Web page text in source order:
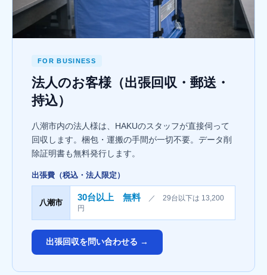
FOR BUSINESS
法人のお客様（出張回収・郵送・
持込）
八潮市内の法人様は、HAKUのスタッフが直接伺って
回収します。梱包・運搬の手間が一切不要。データ削
除証明書も無料発行します。
出張費（税込・法人限定）
八潮市
30台以上 無料
／ 29台以下は 13,200
円
出張回収を問い合わせる →